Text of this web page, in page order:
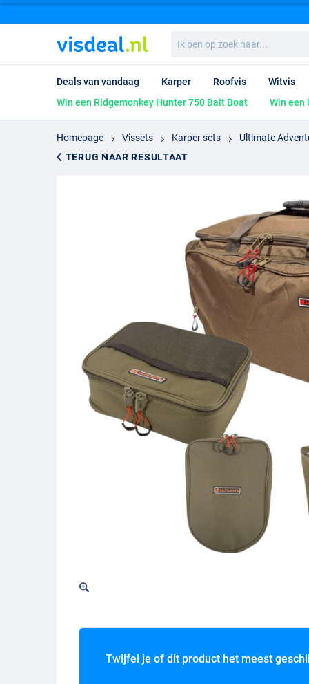
ben
op
naar...
Deals van vandaag Karper Roofvis Witvis
Win een Ridgemonkey Hunter 750 Bait Boat
Win een
Homepage Vissets Karper sets
Ultimate
TERUG NAAR RESULTAAT
Twijfel je of dit product het meest